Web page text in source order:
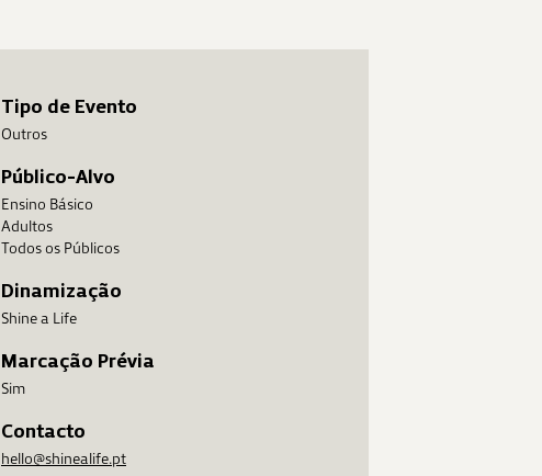
Tipo de Evento
Outros
Público-Alvo
Ensino Básico
Adultos
Todos os Públicos
Dinamização
Shine a Life
Marcação Prévia
Sim
Contacto
hello@shinealife.pt